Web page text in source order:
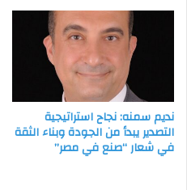
نديم سمنه: نجاح استراتيجية
التصدير يبدأ من الجودة وبناء الثقة
في شعار “صنع في مصر”